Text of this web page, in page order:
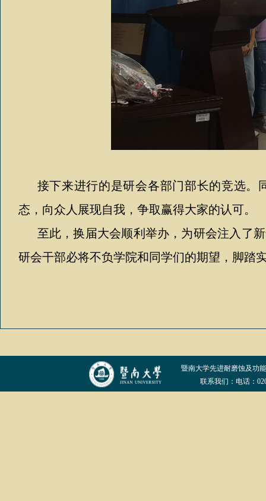
接下来进行的是研会各部门部长的竞选。
态，向众人展现自我，争取赢得大家的认可。
至此，换届大会顺利举办，为研会注入了
研会干部必将不负学院和同学们的期望，脚踏
暨南大学先进耐磨蚀及功
联系我们：电话：